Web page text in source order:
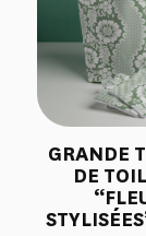
GRANDE
DE